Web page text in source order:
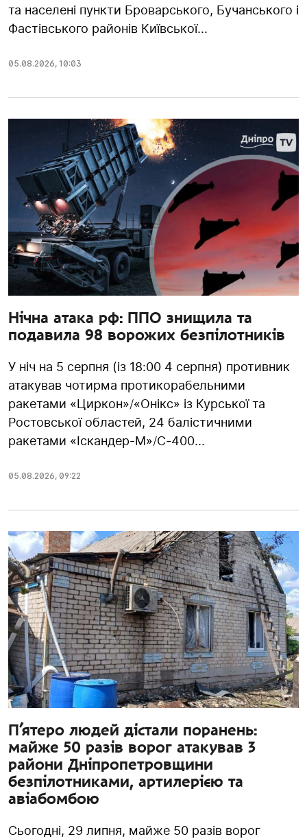
та населені пункти Броварського, Бучанського і
Фастівського районів Київської...
05.08.2026, 10:03
Нічна атака рф: ППО знищила та
подавила 98 ворожих безпілотників
У ніч на 5 серпня (із 18:00 4 серпня) противник
атакував чотирма протикорабельними
ракетами «Циркон»/«Онікс» із Курської та
Ростовської областей, 24 балістичними
ракетами «Іскандер-М»/С-400...
05.08.2026, 09:22
П’ятеро людей дістали поранень:
майже 50 разів ворог атакував 3
райони Дніпропетровщини
безпілотниками, артилерією та
авіабомбою
Сьогодні, 29 липня, майже 50 разів ворог